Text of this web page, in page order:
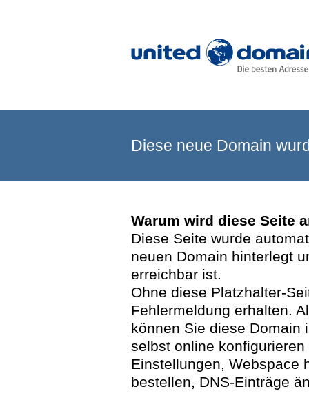
Diese neue Domain
Warum wird diese Seite
Diese Seite wurde
neuen Domain hinterlegt
erreichbar ist.
Ohne diese Platzhalter-
Fehlermeldung erhalten.
können Sie diese Domain
selbst online
Einstellungen, Webspace
bestellen, DNS-Einträge